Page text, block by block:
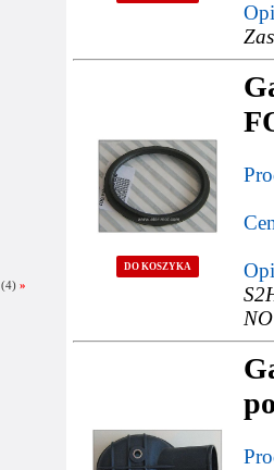
(4) »
DO KOSZYKA